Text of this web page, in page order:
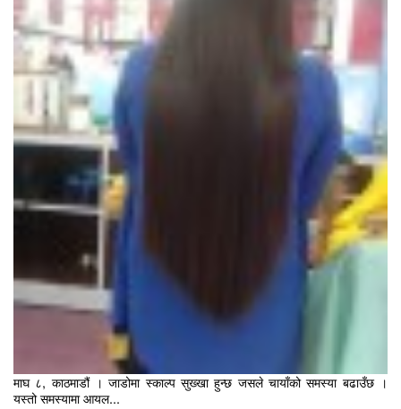
माघ ८, काठमाडौं । जाडोमा स्काल्प सुख्खा हुन्छ जसले चायाँको समस्या बढाउँछ ।
यस्तो समस्यामा आयल...